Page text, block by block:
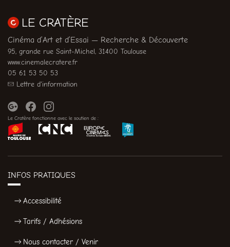
LE CRATÈRE
Cinéma d’Art et d’Essai — Recherche & Découverte
95, grande rue Saint-Michel, 31400 Toulouse
www.cinemalecratere.fr
05 61 53 50 53
Lettre d'information
Le Cratère fonctionne avec le soutien de :
INFOS PRATIQUES
Accessibilité
Tarifs / Adhésions
Nous contacter / Venir